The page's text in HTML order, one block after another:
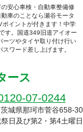
安心車検・自動車整備修
車のことなら瀬谷モータ
イントが付きます！中学
す。国道349旧道アイオー
ーツやタイヤ取り付け行い
ワード差し上げます。
07-0244
城県那珂市菅谷658-30
日及び第2・第4土曜日